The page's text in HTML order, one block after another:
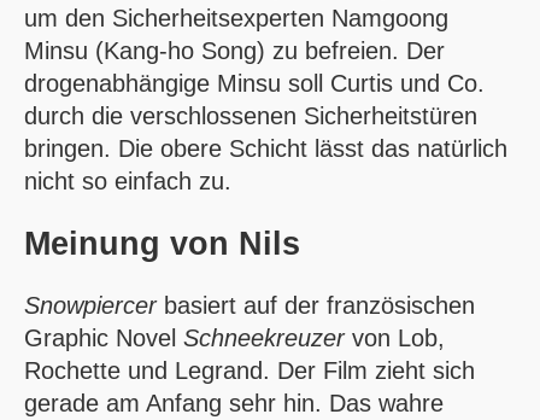
um den Sicherheitsexperten Namgoong
Minsu (Kang-ho Song) zu befreien. Der
drogenabhängige Minsu soll Curtis und Co.
durch die verschlossenen Sicherheitstüren
bringen. Die obere Schicht lässt das natürlich
nicht so einfach zu.
Meinung von Nils
Snowpiercerbasiert auf der französischen
Graphic Novel Schneekreuzervon Lob,
Rochette und Legrand. Der Film zieht sich
gerade am Anfang sehr hin. Das wahre